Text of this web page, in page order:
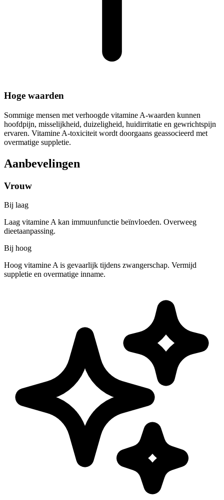
Hoge waarden
Sommige mensen met verhoogde vitamine A-waarden kunnen
hoofdpijn, misselijkheid, duizeligheid, huidirritatie en gewrichtspijn
ervaren. Vitamine A-toxiciteit wordt doorgaans geassocieerd met
overmatige suppletie.
Aanbevelingen
Vrouw
Bij laag
Laag vitamine A kan immuunfunctie beïnvloeden. Overweeg
dieetaanpassing.
Bij hoog
Hoog vitamine A is gevaarlijk tijdens zwangerschap. Vermijd
suppletie en overmatige inname.